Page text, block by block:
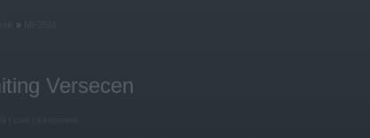
»
Versecen